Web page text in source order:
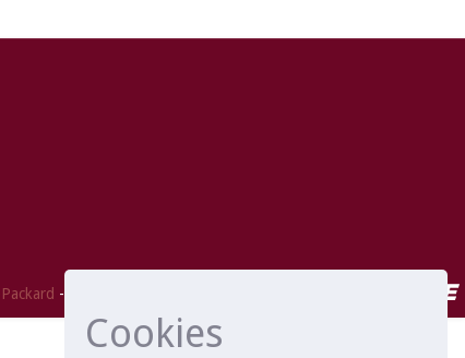
Cookies
- Extensión mantenida y optimizado por